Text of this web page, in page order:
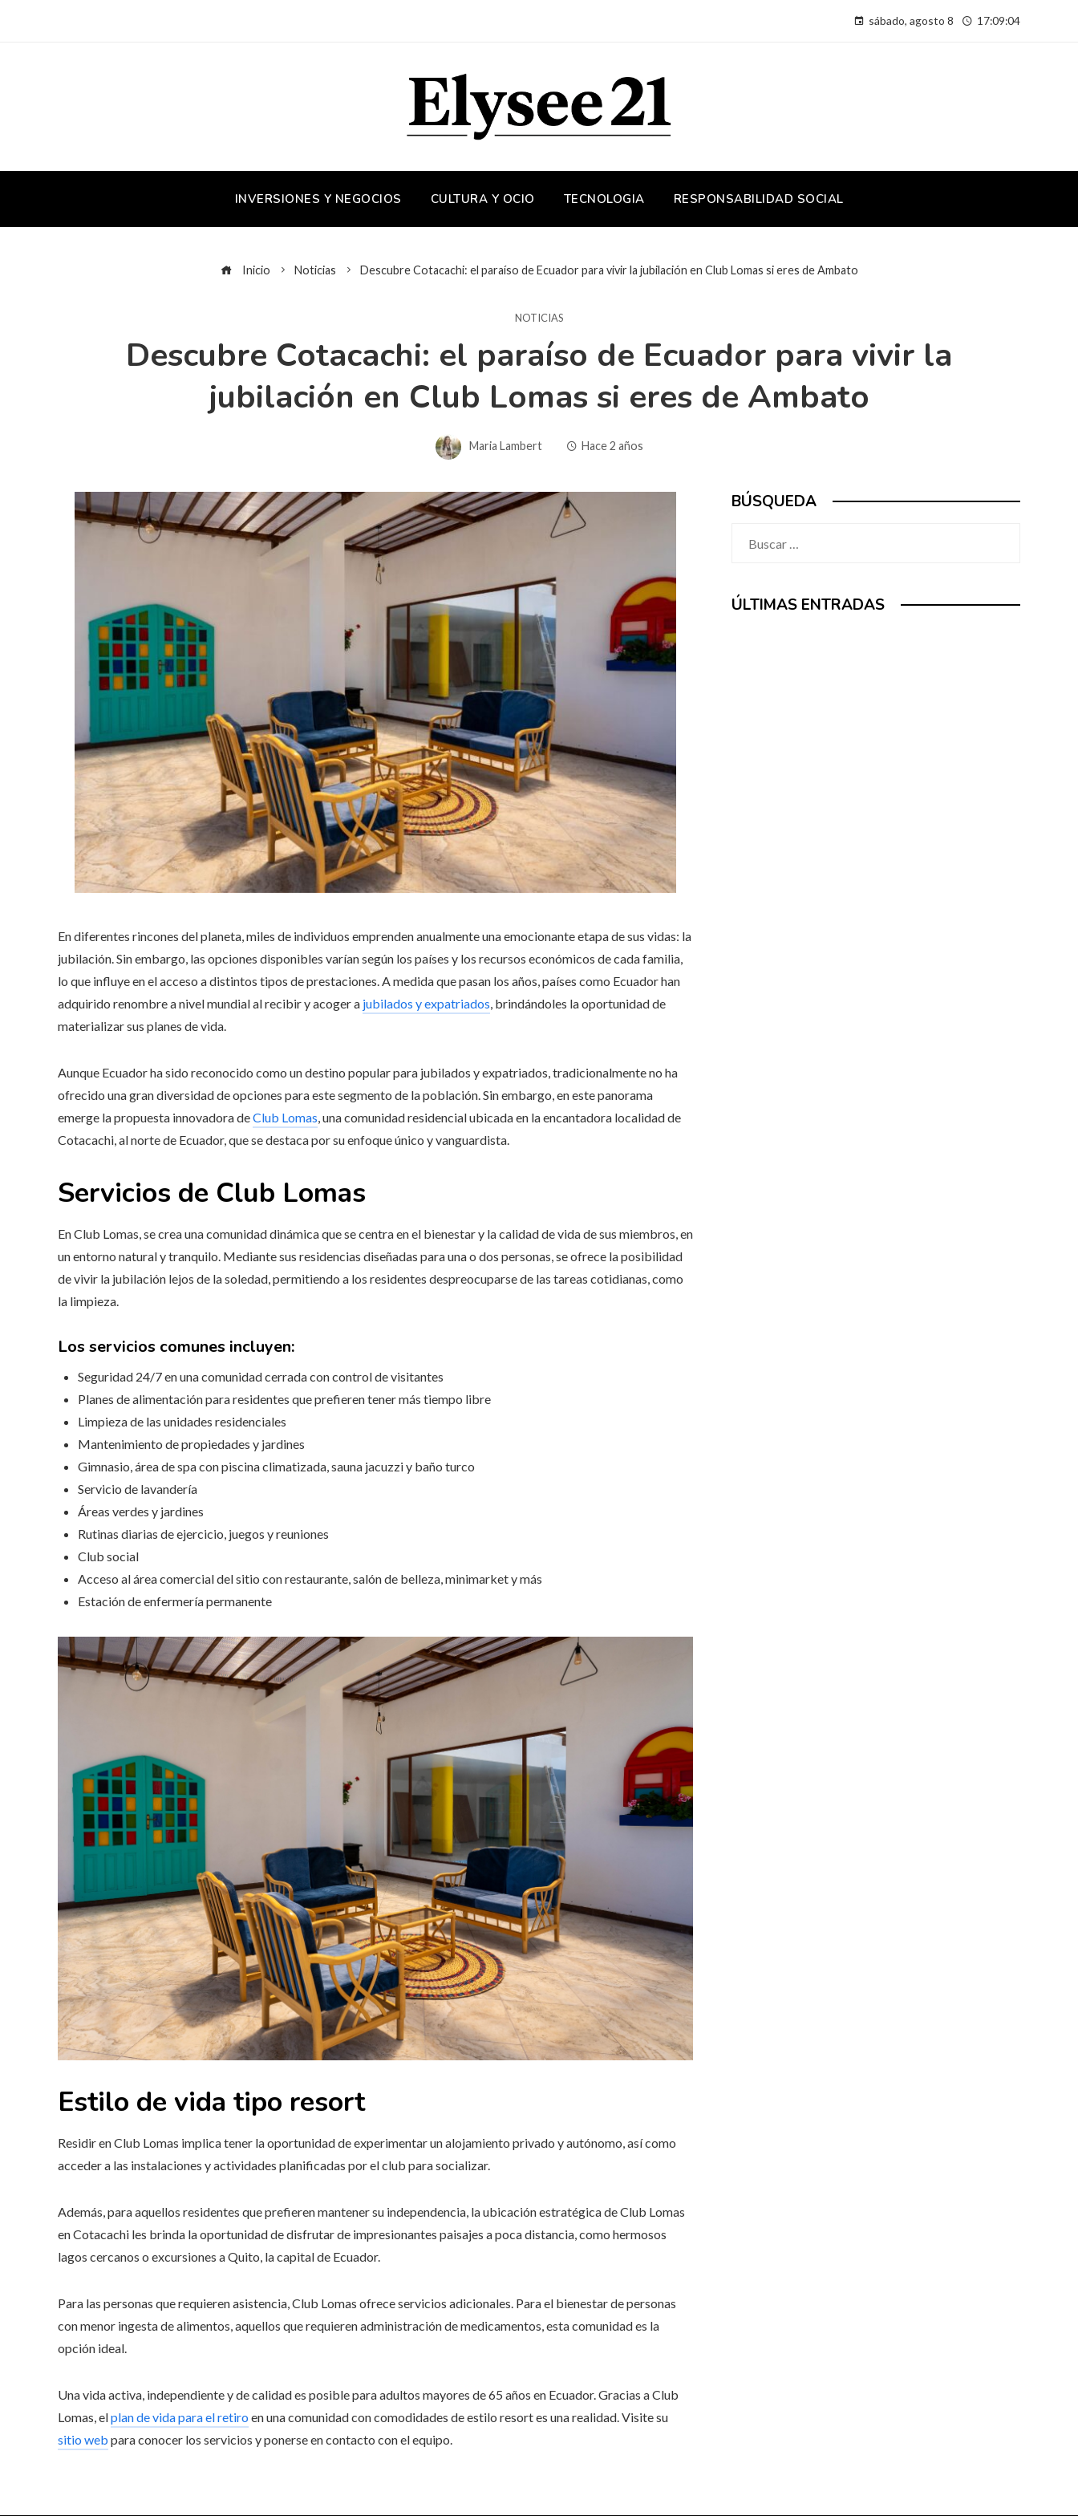
sábado, agosto 8 17:09:05
INVERSIONES Y NEGOCIOS CULTURA Y OCIO TECNOLOGIA RESPONSABILIDAD SOCIAL
Inicio Noticias Descubre Cotacachi: el paraíso de Ecuador para vivir la jubilación en Club Lomas si eres de Ambato
NOTICIAS
Descubre Cotacachi: el paraíso de Ecuador para vivir la
jubilación en Club Lomas si eres de Ambato
Maria Lambert Hace 2 años
En diferentes rincones del planeta, miles de individuos emprenden anualmente una emocionante etapa de sus vidas: la
jubilación. Sin embargo, las opciones disponibles varían según los países y los recursos económicos de cada familia,
lo que influye en el acceso a distintos tipos de prestaciones. A medida que pasan los años, países como Ecuador han
adquirido renombre a nivel mundial al recibir y acoger a jubilados y expatriados, brindándoles la oportunidad de
materializar sus planes de vida.
Aunque Ecuador ha sido reconocido como un destino popular para jubilados y expatriados, tradicionalmente no ha
ofrecido una gran diversidad de opciones para este segmento de la población. Sin embargo, en este panorama
emerge la propuesta innovadora deClub Lomas, una comunidad residencial ubicada en la encantadora localidad de
Cotacachi, al norte de Ecuador, que se destaca por su enfoque único y vanguardista.
Servicios de Club Lomas
En Club Lomas, se crea una comunidad dinámica que se centra en el bienestar y la calidad de vida de sus miembros, en
un entorno natural y tranquilo. Mediante sus residencias diseñadas para una o dos personas, se ofrece la posibilidad
de vivir la jubilación lejos de la soledad, permitiendo a los residentes despreocuparse de las tareas cotidianas, como
la limpieza.
Los servicios comunes incluyen:
Seguridad 24/7 en una comunidad cerrada con control de visitantes
Planes de alimentación para residentes que prefieren tener más tiempo libre
Limpieza de las unidades residenciales
Mantenimiento de propiedades y jardines
Gimnasio, área de spa con piscina climatizada, sauna jacuzzi y baño turco
Servicio de lavandería
Áreas verdes y jardines
Rutinas diarias de ejercicio, juegos y reuniones
Club social
Acceso al área comercial del sitio con restaurante, salón de belleza, minimarket y más
Estación de enfermería permanente
Estilo de vida tipo resort
Residir en Club Lomas implica tener la oportunidad de experimentar un alojamiento privado y autónomo, así como
acceder a las instalaciones y actividades planificadas por el club para socializar.
Además, para aquellos residentes que prefieren mantener su independencia, la ubicación estratégica de Club Lomas
en Cotacachi les brinda la oportunidad de disfrutar de impresionantes paisajes a poca distancia, como hermosos
lagos cercanos o excursiones a Quito, la capital de Ecuador.
Para las personas que requieren asistencia, Club Lomas ofrece servicios adicionales. Para el bienestar de personas
con menor ingesta de alimentos, aquellos que requieren administración de medicamentos, esta comunidad es la
opción ideal.
Una vida activa, independiente y de calidad es posible para adultos mayores de 65 años en Ecuador. Gracias a Club
Lomas, elplan de vida para el retiro en una comunidad con comodidades de estilo resort es una realidad. Visite su
sitio web para conocer los servicios y ponerse en contacto con el equipo.
BÚSQUEDA
ÚLTIMAS ENTRADAS